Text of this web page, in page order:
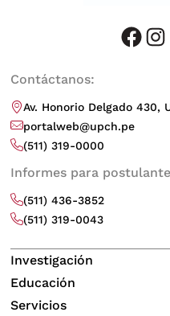
facebook instagram
Contáctanos:
Av. Honorio Delgado 430,
portalweb@upch.pe
(511) 319-0000
Informes para
(511) 436-3852
(511) 319-0043
Investigación
Educación
Servicios